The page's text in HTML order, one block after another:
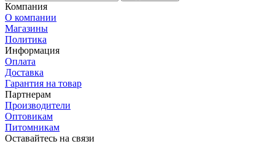
Компания
О компании
Магазины
Политика
Информация
Оплата
Доставка
Гарантия на товар
Партнерам
Производители
Оптовикам
Питомникам
Оставайтесь на связи